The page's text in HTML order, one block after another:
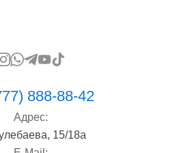
888-88-42
Адрес:
15/18а